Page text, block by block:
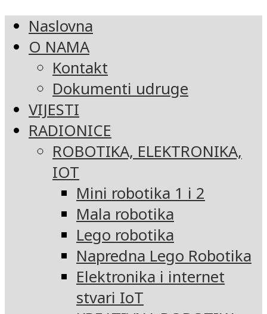
Naslovna
O NAMA
Kontakt
Dokumenti udruge
VIJESTI
RADIONICE
ROBOTIKA, ELEKTRONIKA,
IOT
Mini robotika 1 i 2
Mala robotika
Lego robotika
Napredna Lego Robotika
Elektronika i internet
stvari IoT